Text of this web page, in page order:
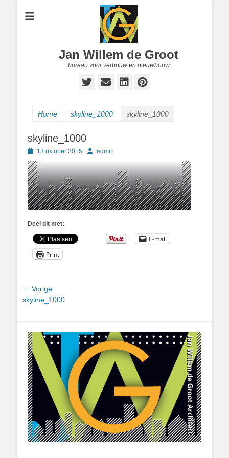
Jan Willem de Groot
bureau voor verbouw en nieuwbouw
Twitter
E-
LinkedIn
Pinterest
Home skyline_1000 skyline_1000
skyline_1000
Geplaatst
op
13 oktober 2015 Authoradmin
Deel dit met:
E-mail
Print
Bericht
navigatie
← Vorige
Vorig
skyline_1000